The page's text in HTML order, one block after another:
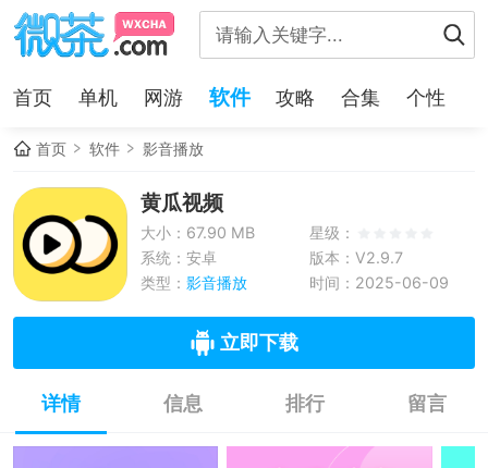
首页 单机 网游 软件 攻略 合集 个性
首页 软件 影音播放
黄瓜视频
大小：67.90 MB
星级：
系统：安卓
版本：V2.9.7
类型： 影音播放 时间：2025-06-09
立即下载
详情 信息 排行 留言